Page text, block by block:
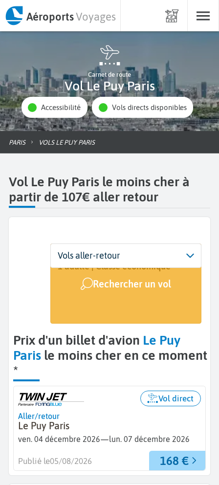
AéroportsVoyages
Carnet de route
Vol Le Puy Paris
Accessibilité Vols directs disponibles
PARIS VOLS LE PUY PARIS
Vol Le Puy Paris le moins cher à
partir de 107€ aller retour
Départ
Le Puy (LPY)
Dates
4 déc. - 7 déc.
Voyageurs | Classe
1 adulte | Classe économique
Rechercher un vol
Vols aller-retour
Prix d'un billet d'avion Le Puy
Paris le moins cher en ce moment
*
Aller/retour
Le Puy Paris
ven. 04 décembre 2026—lun. 07 décembre 2026
Vol direct
168 €
Publié le05/08/2026